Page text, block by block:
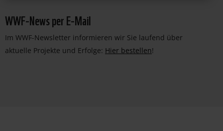
WWF-News per E-Mail
Im WWF-Newsletter informieren wir Sie laufend über
aktuelle Projekte und Erfolge: Hier bestellen!